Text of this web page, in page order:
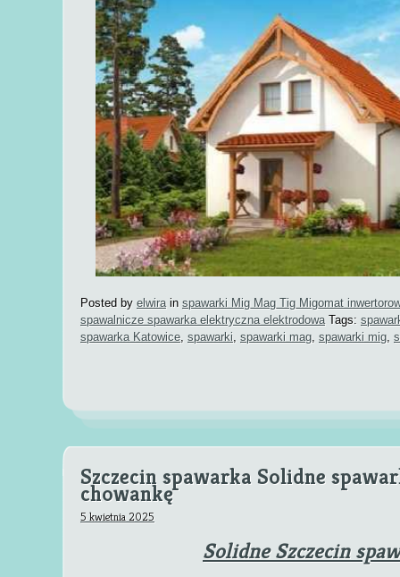
Posted by elwirain spawarki Mig Mag Tig Migomat
spawalnicze spawarka elektryczna elektrodowaTags:
spawarka Katowice, spawarki, spawarki mag, spawarki mig,
Szczecin spawarka Solidne
chowankę
5 kwietnia 2025
Solidne Szczecin